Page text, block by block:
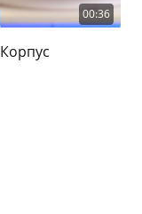
00:36
Корпус